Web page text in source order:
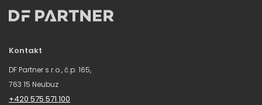
Kontakt
DF Partner s.r.o., č.p. 165,
763 15 Neubuz
+420 575 571 100